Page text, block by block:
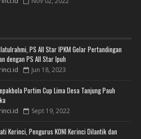
PS All Star IPKM Gelar Pertandingan
dengan PS All Star Ipuh
Jun 18, 2023
Portim Cup Lima Desa Tanjung Pauh
Sept 19, 2022
Kerinci, Pengurus KONI Kerinci Dilantik dan